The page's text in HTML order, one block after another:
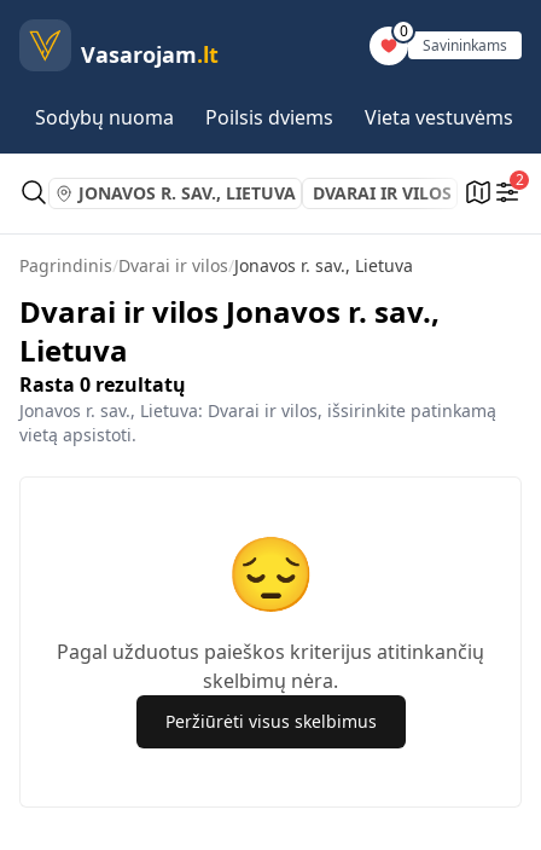
Vasarojam.lt
0
Savininkams
Sodybų nuoma Poilsis dviems Vieta vestuvėms
JONAVOS R. SAV., LIETUVA DVARAI IR VILOS
2
Pagrindinis/Dvarai ir vilos/Jonavos r. sav., Lietuva
Dvarai ir vilos Jonavos r. sav.,
Lietuva
Rasta 0 rezultatų
Jonavos r. sav., Lietuva: Dvarai ir vilos, išsirinkite patinkamą
vietą apsistoti.
😔
Pagal užduotus paieškos kriterijus atitinkančių
skelbimų nėra.
Peržiūrėti visus skelbimus